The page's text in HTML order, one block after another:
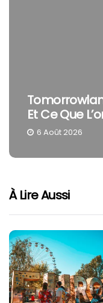
Et Ce Que
6 Août 2026
À Lire Aussi